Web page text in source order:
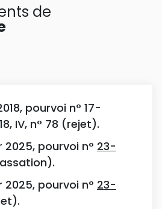
de
pourvoi n° 17-
IV, n° 78 (rejet).
2025, pourvoi n° 23-
2025, pourvoi n° 23-